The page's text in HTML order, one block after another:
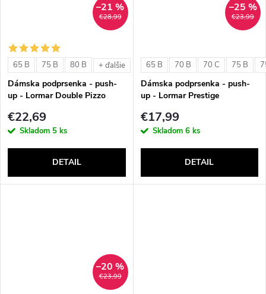
€28,99
–21 %
65 B 75 B 80 B + ďalšie
Dámska podprsenka - push-
up - Lormar Double Pizzo
€22,69
Skladom 5 ks
DETAIL
€23,99
–25 %
65 B 70 B 70 C 75 B
Dámska podprsenka - push-
up - Lormar Prestige
€17,99
Skladom 6 ks
DETAIL
€23,99
–20 %